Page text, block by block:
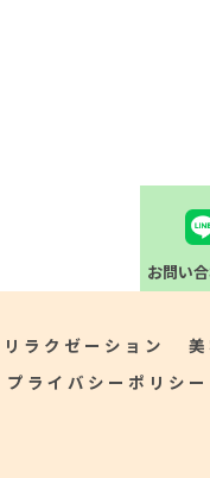
お問い
リラクゼーション
プライバシーポリシー